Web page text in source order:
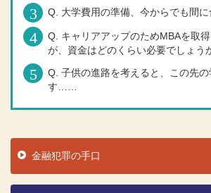
Q. 大学費用の準備、今からでも間
Q. キャリアアップのためMBAを取
が、資金はどのくらい必要でしょう
Q. 子供の進路を考えると、この先
す……
金融犯罪の手口